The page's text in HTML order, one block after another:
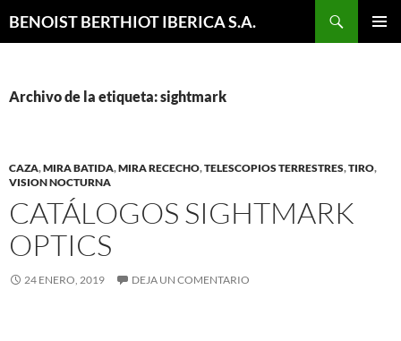
BENOIST BERTHIOT IBERICA S.A.
Archivo de la etiqueta: sightmark
CAZA,MIRA BATIDA,MIRA RECECHO,TELESCOPIOS TERRESTRES,TIRO,
VISION NOCTURNA
CATÁLOGOS SIGHTMARK
OPTICS
24 ENERO, 2019 DEJA UN COMENTARIO